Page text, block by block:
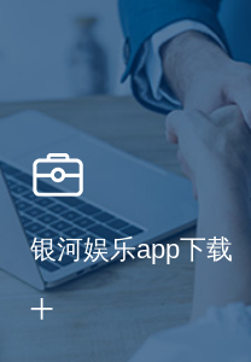
银河娱乐app下载